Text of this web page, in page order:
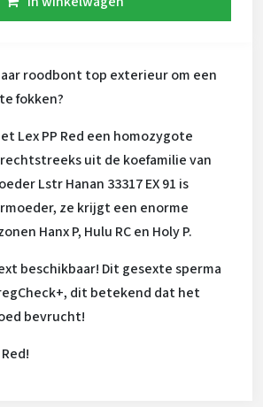
roodbont top exterieur om een
fokken?
Lex PP Red een homozygote
uit de koefamilie van
Lstr Hanan 33317 EX 91 is
ze krijgt een enorme
Hanx P, Hulu RC en Holy P.
beschikbaar! Dit gesexte sperma
dit betekend dat het
bevrucht!